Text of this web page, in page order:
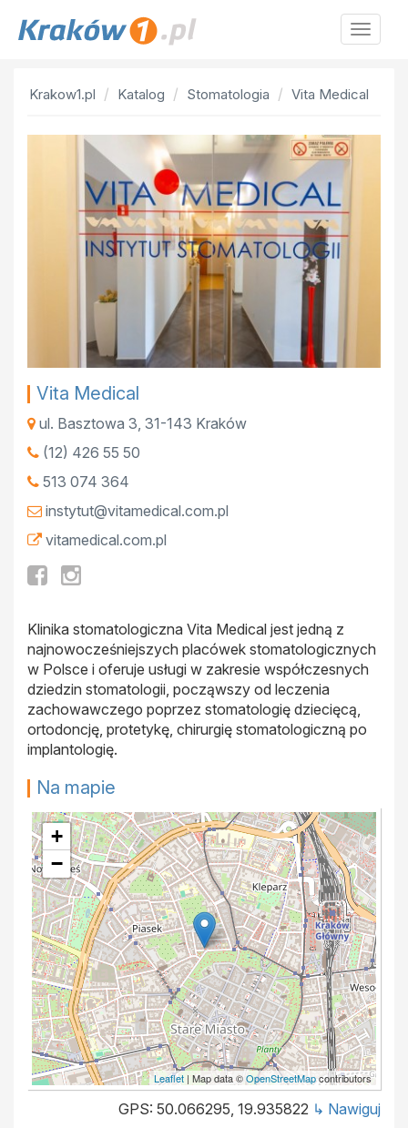
Krakow1.pl Katalog Stomatologia Vita Medical
Vita Medical
ul. Basztowa 3, 31-143 Kraków
(12) 426 55 50
513 074 364
instytut@vitamedical.com.pl
vitamedical.com.pl
Klinika stomatologiczna Vita Medical jest jedną z
najnowocześniejszych placówek stomatologicznych
w Polsce i oferuje usługi w zakresie współczesnych
dziedzin stomatologii, począwszy od leczenia
zachowawczego poprzez stomatologię dziecięcą,
ortodoncję, protetykę, chirurgię stomatologiczną po
implantologię.
Na mapie
+
−
Leaflet | Map data ©OpenStreetMapcontributors
GPS: 50.066295, 19.935822 ↳ Nawiguj